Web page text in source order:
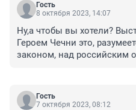
Гость
8 октября 2023, 14:07
Ну,а чтобы вы хотели?
Героем Чечни это,
законом, над российским
которые, разумеется,
самые власти и создали
умаление власти как
Гость
7 октября 2023, 08:12